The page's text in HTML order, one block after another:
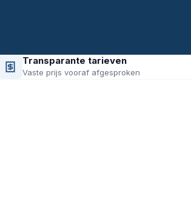
Transparante tarieven
Vaste prijs vooraf afgesproken